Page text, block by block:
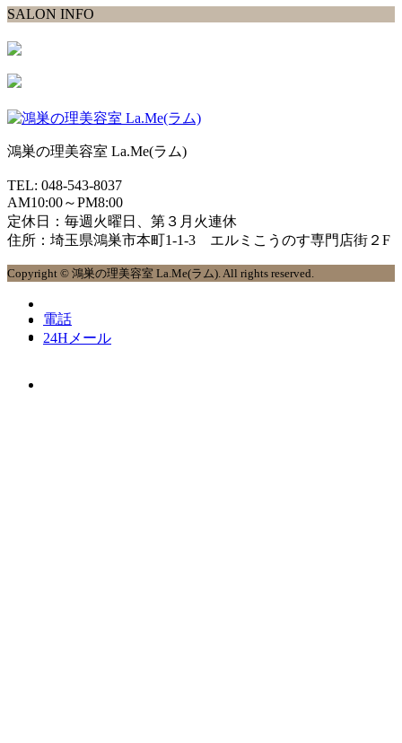
SALON INFO
鴻巣の理美容室 La.Me(ラム)
TEL: 048-543-8037
AM10:00～PM8:00
定休日：毎週火曜日、第３月火連休
住所：埼玉県鴻巣市本町1-1-3 エルミこうのす専門店街２F
Copyright © 鴻巣の理美容室 La.Me(ラム). All rights reserved.
電話
24Hメール